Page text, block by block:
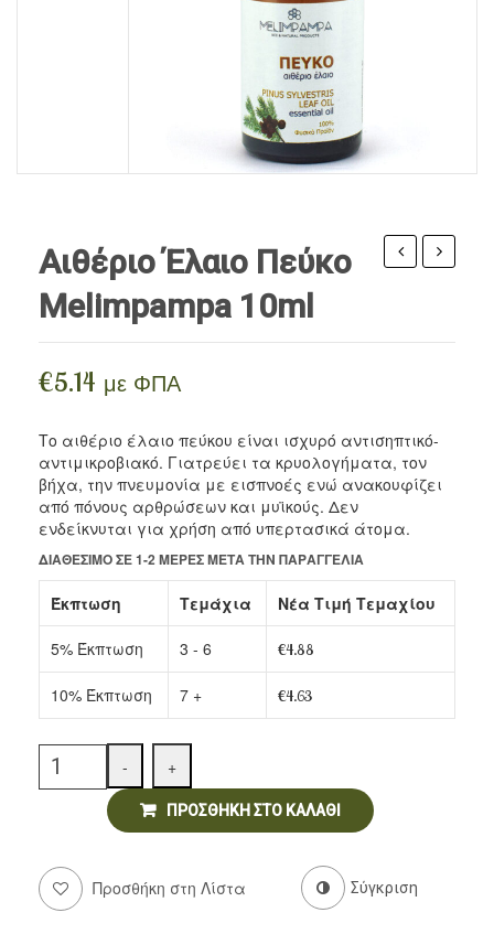
Δημητριακά
Αλείμματα Spreads
Snacks
Αρτοσκευάσματα
Ντελικατέσεν
Νιφάδες & Σπόροι Δημητριακών
Melimpampa
Αιθέριο Έλαιο Πεύκο
Melimpampa 10ml
€5.14 με ΦΠΑ
Το αιθέριο έλαιο πεύκου είναι ισχυρό αντισηπτικό-
αντιμικροβιακό. Γιατρεύει τα κρυολογήματα, τον
βήχα, την πνευμονία με εισπνοές ενώ ανακουφίζει
από πόνους αρθρώσεων και μυϊκούς. Δεν
ενδείκνυται για χρήση από υπερτασικά άτομα.
ΔΙΑΘΈΣΙΜΟ ΣΕ 1-2 ΜΈΡΕΣ ΜΕΤΆ ΤΗΝ ΠΑΡΑΓΓΕΛΊΑ
Έκπτωση Τεμάχια Νέα Τιμή Τεμαχίου
5% Έκπτωση 3 - 6 €4.88
10% Έκπτωση 7 + €4.63
- +
ΠΡΟΣΘΉΚΗ ΣΤΟ ΚΑΛΆΘΙ
Προσθήκη στη Λίστα Σύγκριση